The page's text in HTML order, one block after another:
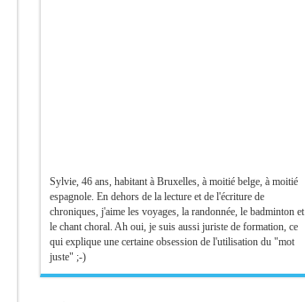
Sylvie, 46 ans, habitant à Bruxelles, à moitié belge, à moitié
espagnole. En dehors de la lecture et de l'écriture de
chroniques, j'aime les voyages, la randonnée, le badminton et
le chant choral. Ah oui, je suis aussi juriste de formation, ce
qui explique une certaine obsession de l'utilisation du "mot
juste" ;-)